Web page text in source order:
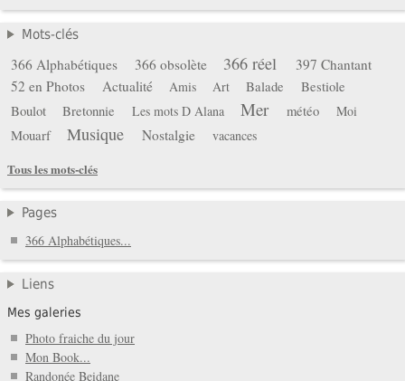
Mots-clés
366 Alphabétiques 366 obsolète 366 réel
397 Chantant
52 en Photos
Actualité Amis Art Balade
Bestiole
Boulot
Bretonnie Les mots D Alana Mer météo Moi
Mouarf Musique Nostalgie
vacances
Tous les mots-clés
Pages
366 Alphabétiques...
Liens
Mes galeries
Photo fraiche du jour
Mon Book...
Randonée Beidane